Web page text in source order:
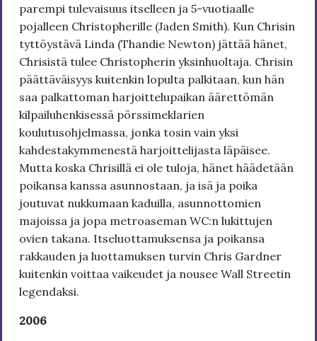
parempi tulevaisuus itselleen ja 5-vuotiaalle
pojalleen Christopherille (Jaden Smith). Kun Chrisin
tyttöystävä Linda (Thandie Newton) jättää hänet,
Chrisistä tulee Christopherin yksinhuoltaja. Chrisin
päättäväisyys kuitenkin lopulta palkitaan, kun hän
saa palkattoman harjoittelupaikan äärettömän
kilpailuhenkisessä pörssimeklarien
koulutusohjelmassa, jonka tosin vain yksi
kahdestakymmenestä harjoittelijasta läpäisee.
Mutta koska Chrisillä ei ole tuloja, hänet häädetään
poikansa kanssa asunnostaan, ja isä ja poika
joutuvat nukkumaan kaduilla, asunnottomien
majoissa ja jopa metroaseman WC:n lukittujen
ovien takana. Itseluottamuksensa ja poikansa
rakkauden ja luottamuksen turvin Chris Gardner
kuitenkin voittaa vaikeudet ja nousee Wall Streetin
legendaksi.
2006